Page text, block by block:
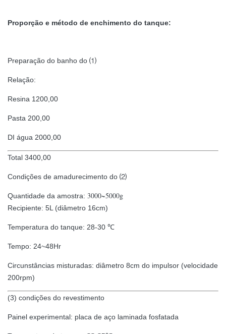
Proporção e método de enchimento do tanque:
Preparação do banho do ⑴
Relação:
Resina 1200,00
Pasta 200,00
DI água 2000,00
Total 3400,00
Condições de amadurecimento do ⑵
Quantidade da amostra: 3000~5000g
Recipiente: 5L (diâmetro 16cm)
Temperatura do tanque: 28-30 ℃
Tempo: 24~48Hr
Circunstâncias misturadas: diâmetro 8cm do impulsor (velocidade
200rpm)
(3) condições do revestimento
Painel experimental: placa de aço laminada fosfatada